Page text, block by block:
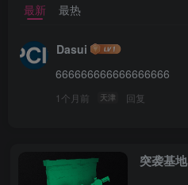
最新 最热
Dasui
666666666666666666
1个月前 天津 回复
突袭基